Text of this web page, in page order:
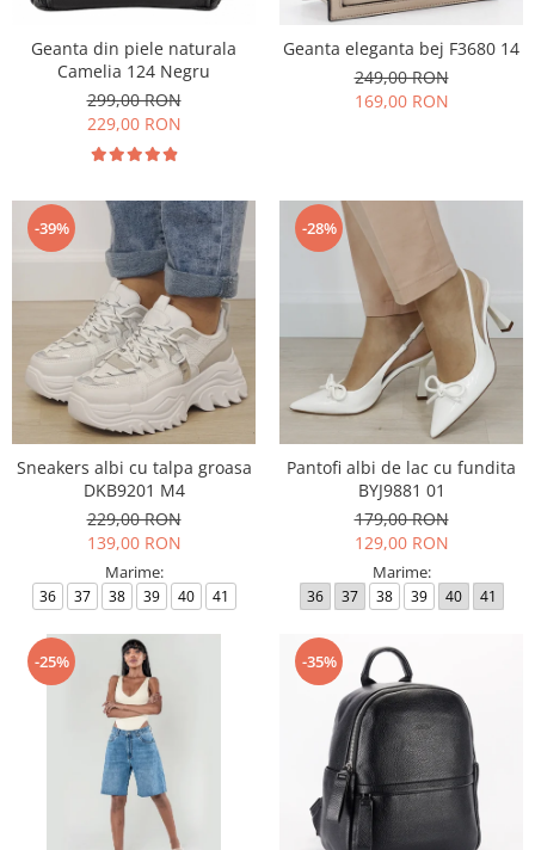
Geanta din piele naturala
Camelia 124 Negru
299,00 RON
229,00 RON
Geanta eleganta bej F3680 14
249,00 RON
169,00 RON
-39%
Sneakers albi cu talpa groasa
DKB9201 M4
229,00 RON
139,00 RON
Marime:
36 37 38 39 40 41
-28%
Pantofi albi de lac cu fundita
BYJ9881 01
179,00 RON
129,00 RON
Marime:
36 37 38 39 40 41
-25% -35%